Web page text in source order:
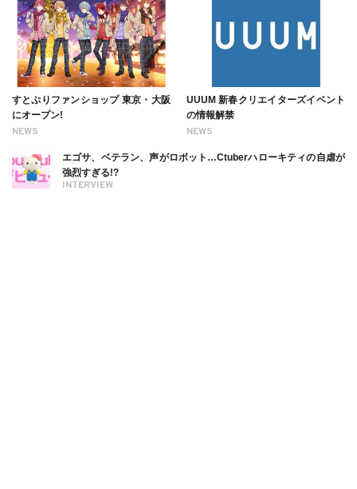
NEWS
すとぷりファンショップ 東京・大阪
にオープン!
NEWS
UUUM 新春クリエイターズイベント
の情報解禁
INTERVIEW
エゴサ、ベテラン、声がロボット…Ctuberハローキティの自虐が
強烈すぎる!?